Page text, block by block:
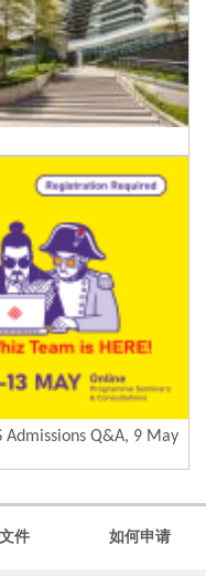
Admissions Q&A, 9 May
件 如何申请